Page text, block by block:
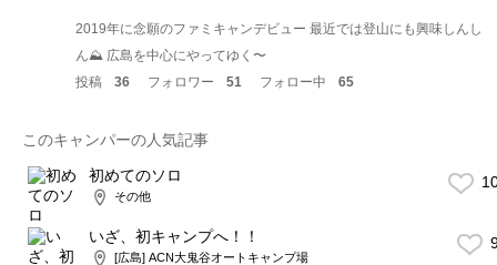
2019年に念願のファミキャンデビュー 最近では登山にも興味しんし
ん⛰ 広島を中心にやってゆく〜
投稿
36 フォロワー 51 フォロー中 65
このキャンパーの人気記事
初めてのソロ
その他
いざ、初キャンプへ！！
[広島] ACN大鬼谷オートキャンプ場